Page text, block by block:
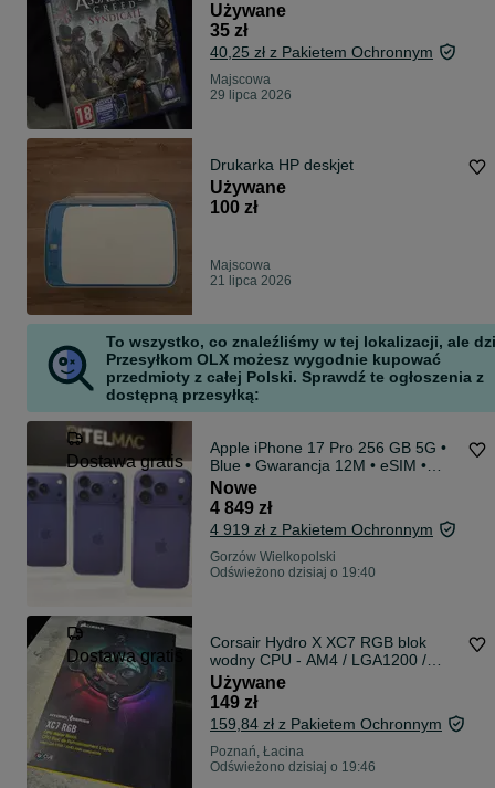
Używane
35 zł
40,25 zł z Pakietem Ochronnym
Majscowa
29 lipca 2026
Drukarka HP deskjet
Używane
100 zł
Majscowa
21 lipca 2026
To wszystko, co znaleźliśmy w tej lokalizacji, ale
Przesyłkom OLX możesz wygodnie kupować
przedmioty z całej Polski. Sprawdź te ogłoszenia z
dostępną przesyłką:
Dostawa gratis
Apple iPhone 17 Pro 256 GB 5G •
Blue • Gwarancja 12M • eSIM •
Raty 0%
Nowe
4 849 zł
4 919 zł z Pakietem Ochronnym
Gorzów Wielkopolski
Odświeżono dzisiaj o 19:40
Dostawa gratis
Corsair Hydro X XC7 RGB blok
wodny CPU - AM4 / LGA1200 /
115X
Używane
149 zł
159,84 zł z Pakietem Ochronnym
Poznań, Łacina
Odświeżono dzisiaj o 19:46